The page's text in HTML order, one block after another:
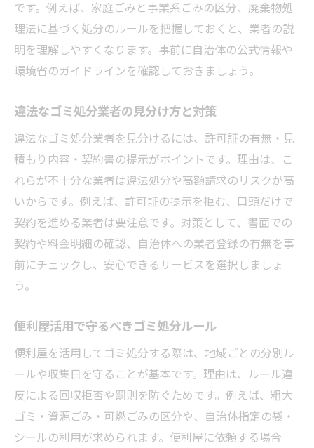
です。例えば、家庭ごみと事業系ごみの区分、廃棄物処
理法に基づく処分のルールを把握しておくと、業者の説
明を理解しやすくなります。事前に自治体の公式情報や
環境省のガイドラインを確認しておきましょう。
違法なゴミ処分業者の見分け方と対策
違法なゴミ処分業者を見分けるには、許可証の有無・見
積もり内容・契約書の提示がポイントです。理由は、こ
れらが不十分な業者は違法処分や高額請求のリスクが高
いからです。例えば、許可証の提示を拒む、口頭だけで
契約を進める業者は要注意です。対策として、書面での
契約や料金明細の確認、自治体への業者登録の有無を事
前にチェックし、安心できるサービスを選択しましょ
う。
便利屋活用で守るべきゴミ処分ルール
便利屋を活用してゴミ処分する際は、地域ごとの分別ル
ールや収集日を守ることが基本です。理由は、ルール違
反による回収拒否や罰則を防ぐためです。例えば、粗大
ゴミ・資源ごみ・可燃ごみの区分や、自治体指定の袋・
シールの利用が求められます。便利屋に依頼する場合